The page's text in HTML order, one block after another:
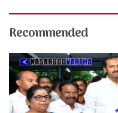
Recommended